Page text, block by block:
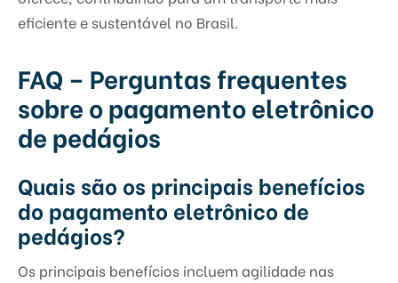
eficiente e sustentável no Brasil.
FAQ – Perguntas frequentes
sobre o pagamento eletrônico
de pedágios
Quais são os principais benefícios
do pagamento eletrônico de
pedágios?
Os principais benefícios incluem agilidade nas